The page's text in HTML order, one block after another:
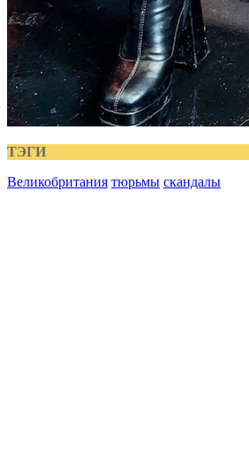
ТЭГИ
Великобритания тюрьмы скандалы